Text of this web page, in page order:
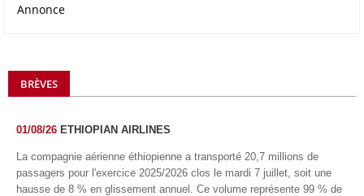
Annonce
BRÈVES
01/08/26 ETHIOPIAN AIRLINES
La compagnie aérienne éthiopienne a transporté 20,7 millions de
passagers pour l'exercice 2025/2026 clos le mardi 7 juillet, soit une
hausse de 8 % en glissement annuel. Ce volume représente 99 % de